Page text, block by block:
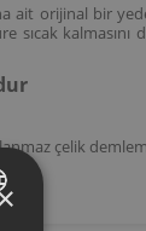
ait orijinal bir
kalmasını
çelik